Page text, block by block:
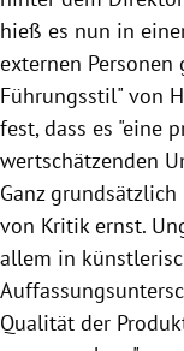
hieß es nun in
externen
Führungsstil" von
fest, dass es "eine
wertschätzenden
Ganz
von Kritik ernst.
allem in
Qualität der